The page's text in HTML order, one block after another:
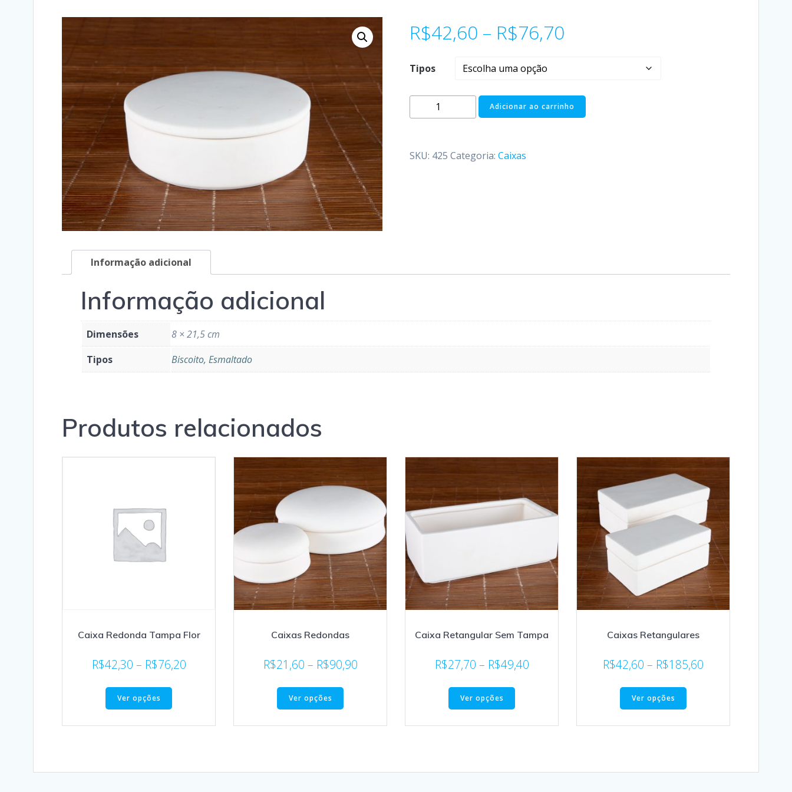
R$42,60 – R$76,70
Tipos
Adicionar ao carrinho
SKU: 425 Categoria: Caixas
Informação adicional
Informação adicional
Dimensões
8 × 21,5 cm
Tipos
Biscoito, Esmaltado
Produtos relacionados
Caixa Redonda Tampa Flor
R$42,30 – R$76,20
Ver opções
Caixas Redondas
R$21,60 – R$90,90
Ver opções
Caixa Retangular Sem Tampa
R$27,70 – R$49,40
Ver opções
Caixas Retangulares
R$42,60 – R$185,60
Ver opções